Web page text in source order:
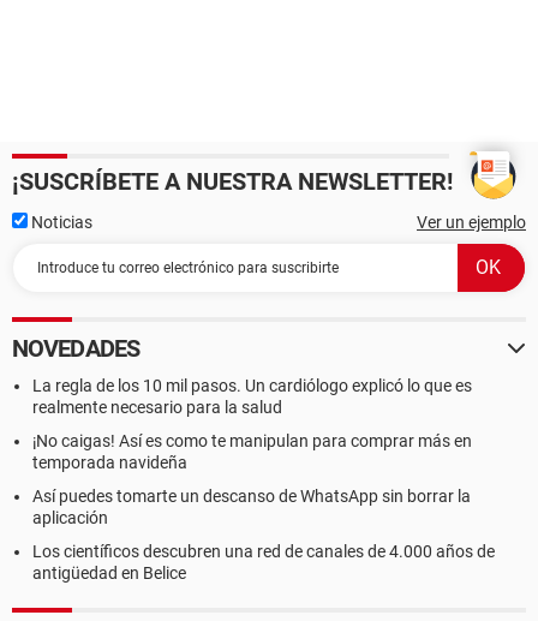
¡SUSCRÍBETE A NUESTRA NEWSLETTER!
Noticias Ver un ejemplo
NOVEDADES
La regla de los 10 mil pasos. Un cardiólogo explicó lo que es
realmente necesario para la salud
¡No caigas! Así es como te manipulan para comprar más en
temporada navideña
Así puedes tomarte un descanso de WhatsApp sin borrar la
aplicación
Los científicos descubren una red de canales de 4.000 años de
antigüedad en Belice